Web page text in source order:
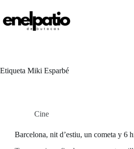
contenido
Etiqueta Miki Esparbé
Cine
Barcelona, nit d’estiu, un cometa y 6